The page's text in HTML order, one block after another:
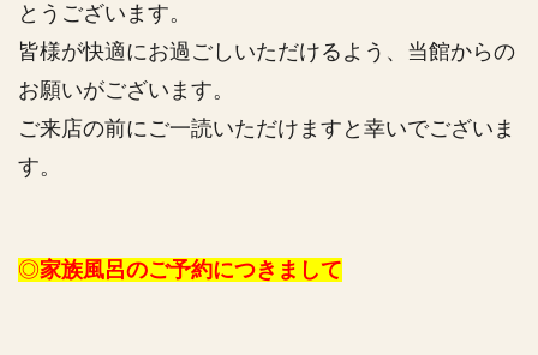
とうございます。
皆様が快適にお過ごしいただけるよう、当館からの
お願いがございます。
ご来店の前にご一読いただけますと幸いでございま
す。
◎家族風呂のご予約につきまして